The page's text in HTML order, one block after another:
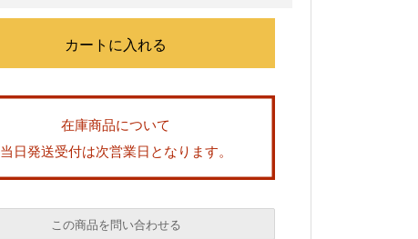
在庫商品について
当日発送受付は次営業日となります。
この商品を問い合わせる